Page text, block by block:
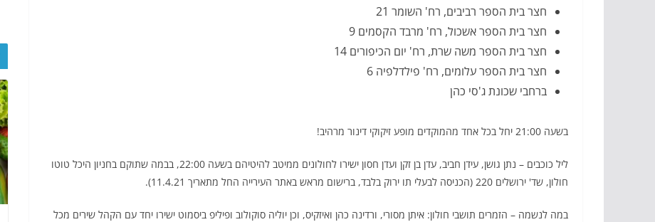
חצר בית הספר רביבים, רח' השומר 21
חצר בית הספר אשכול, רח' מרבד הקסמים 9
חצר בית הספר משה שרת, רח' יום הכיפורים 14
חצר בית הספר עלומים, רח' פילדלפיה 6
ברחבי שכונת ג'סי כהן
בשעה 21:00 יחל בכל אחד מהמוקדים מופע זיקוקי דינור מרהיב!
ליל כוכבים – נתן גושן, עידן חביב, עדן בן זקן ועדן חסון ישירו לחולונים ממיטב להיטיהם בשעה 22:00, בבמה שתוקם בחניון היכל טוטו
חולון, שד' ירושלים 220 (הכניסה לבעלי תו ירוק בלבד, ברישום מראש באתר העירייה החל מתאריך 11.4.21).
במה לנשמה – הזמרים תושבי חולון: איתן מסורי, ורדינה כהן ואיזקיס, וכן יוליה סוקולוב ופיליפ ביסמוט ישירו יחד עם הקהל שירים מכל